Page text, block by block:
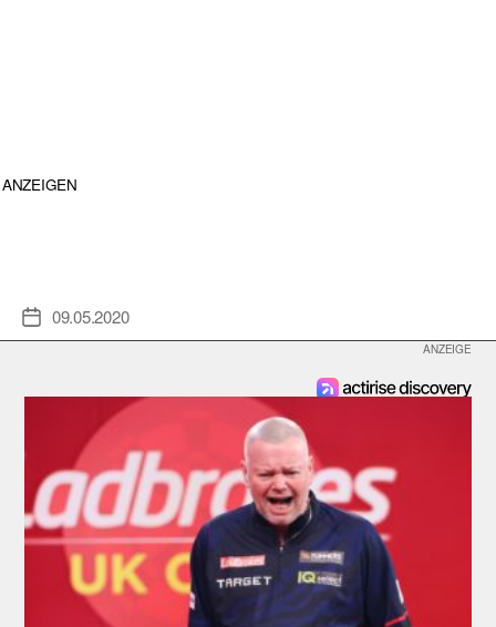
ANZEIGEN
Veröffentlichungsdatum
09.05.2020